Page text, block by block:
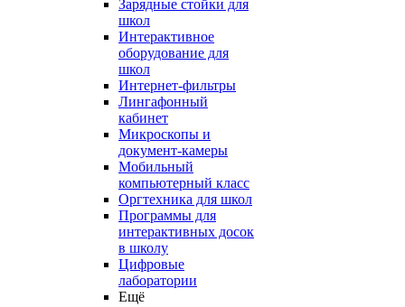
Зарядные стойки для
школ
Интерактивное
оборудование для
школ
Интернет-фильтры
Лингафонный
кабинет
Микроскопы и
документ-камеры
Мобильный
компьютерный класс
Оргтехника для школ
Программы для
интерактивных досок
в школу
Цифровые
лаборатории
Ещё